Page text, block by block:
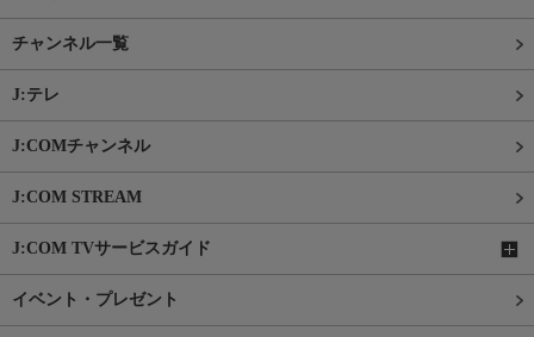
チャンネル一覧
J:テレ
J:COMチャンネル
J:COM STREAM
J:COM TVサービスガイド
イベント・プレゼント